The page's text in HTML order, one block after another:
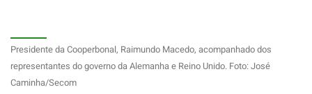
Presidente da Cooperbonal, Raimundo Macedo, acompanhado dos
representantes do governo da Alemanha e Reino Unido. Foto: José
Caminha/Secom